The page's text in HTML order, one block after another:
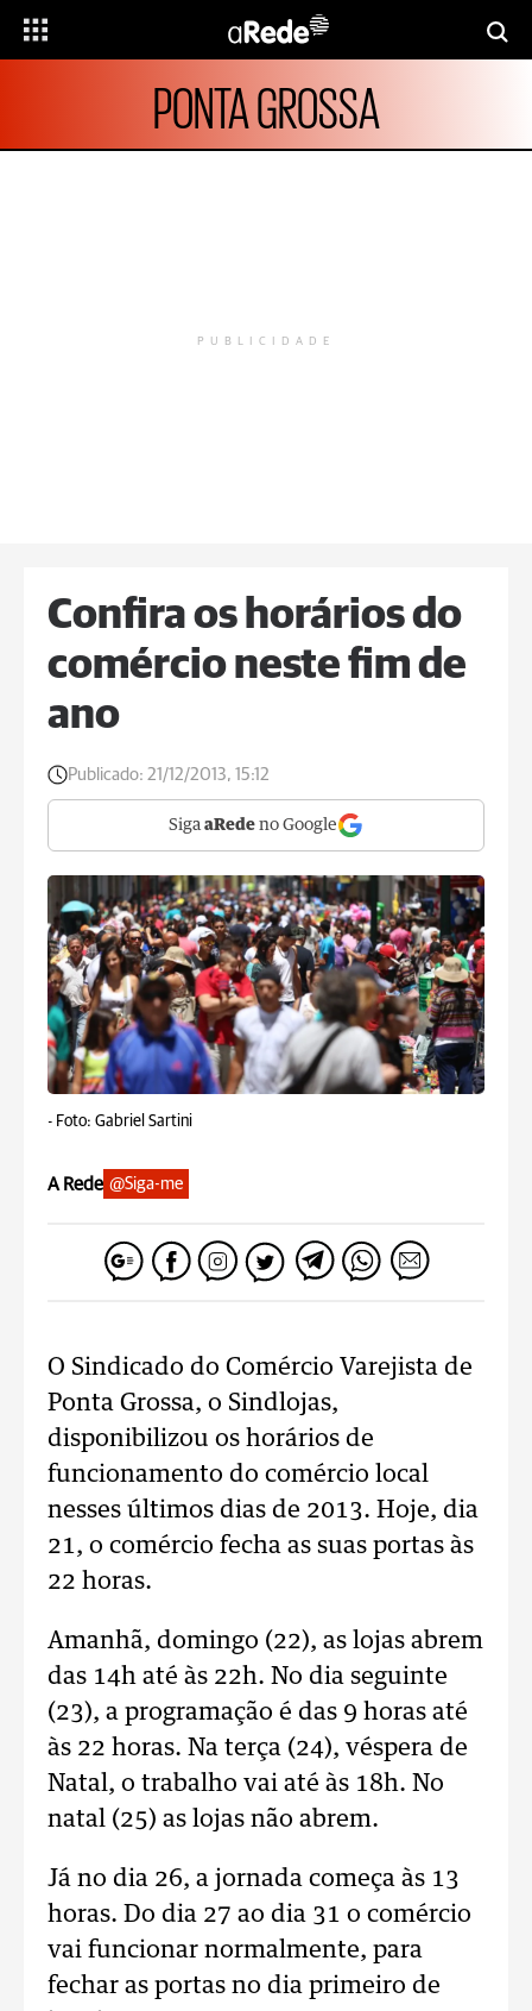
PONTA GROSSA
PUBLICIDADE
Confira os horários do
comércio neste fim de
ano
Publicado: 21/12/2013, 15:12
Siga aRede no Google
- Foto: Gabriel Sartini
A Rede @Siga-me
O Sindicado do Comércio Varejista de
Ponta Grossa, o Sindlojas,
disponibilizou os horários de
funcionamento do comércio local
nesses últimos dias de 2013. Hoje, dia
21, o comércio fecha as suas portas às
22 horas.
Amanhã, domingo (22), as lojas abrem
das 14h até às 22h. No dia seguinte
(23), a programação é das 9 horas até
às 22 horas. Na terça (24), véspera de
Natal, o trabalho vai até às 18h. No
natal (25) as lojas não abrem.
Já no dia 26, a jornada começa às 13
horas. Do dia 27 ao dia 31 o comércio
vai funcionar normalmente, para
fechar as portas no dia primeiro de